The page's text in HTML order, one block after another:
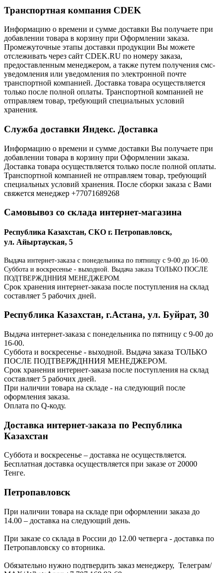
Транспортная компания CDEK
Информацию о времени и сумме доставки Вы получаете при
добавлении товара в корзину при Оформлении заказа.
Промежуточные этапы доставки продукции Вы можете
отслеживать через сайт CDEK.RU по номеру заказа,
предоставленным менеджером, а также путем получения смс-
уведомления или уведомления по электронной почте
транспортной компанией. Доставка товара осуществляется
только после полной оплаты. Транспортной компанией не
отправляем товар, требующий специальных условий
хранения.
Служба доставки Яндекс. Доставка
Информацию о времени и сумме доставки Вы получаете при
добавлении товара в корзину при Оформлении заказа.
Доставка товара осуществляется только после полной оплаты.
Транспортной компанией не отправляем товар, требующий
специальных условий хранения. После сборки заказа с Вами
свяжется менеджер +77071689268
Самовывоз со склада интернет-магазина
Республика Казахстан, СКО г. Петропавловск,
ул. Айыртауская, 5
Выдача интернет-заказа с понедельника по пятницу с 9-00 до 16-00.
Суббота и воскресенье - выходной. Выдача заказа ТОЛЬКО ПОСЛЕ
ПОДТВЕРЖДННИЯ МЕНЕДЖЕРОМ.
Срок хранения интернет-заказа после поступления на склад
составляет 5 рабочих дней.
Республика Казахстан, г.Астана, ул. Буйрат, 30
Выдача интернет-заказа с понедельника по пятницу с 9-00 до
16-00.
Суббота и воскресенье - выходной. Выдача заказа ТОЛЬКО
ПОСЛЕ ПОДТВЕРЖДННИЯ МЕНЕДЖЕРОМ.
Срок хранения интернет-заказа после поступления на склад
составляет 5 рабочих дней.
При наличии товара на складе - на следующий после
оформления заказа.
Оплата по Q-коду.
Доставка интернет-заказа по Республика
Казахстан
Суббота и воскресенье – доставка не осуществляется.
Бесплатная доставка осуществляется при заказе от 20000
Тенге.
Петропавловск
При наличии товара на складе при оформлении заказа до
14.00 – доставка на следующий день.
При заказе со склада в России до 12.00 четверга - доставка по
Петропавловску со вторника.
Обязательно нужно подтвердить заказ менеджеру, Телеграм/